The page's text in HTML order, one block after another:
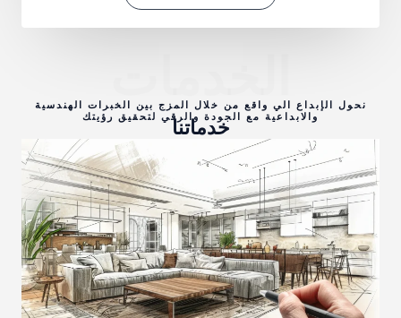
نحول الإبداع الي واقع من خلال المزج بين الخبرات الهندسية
والابداعية مع الجودة والرقي لتحقيق رؤيتك
خدماتنا